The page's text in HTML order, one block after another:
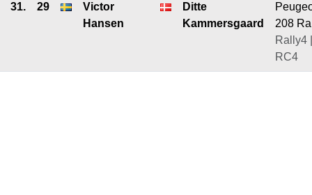
31. 29
Victor
Hansen
Ditte
Kammersgaard
208
Rally4 |
RC4